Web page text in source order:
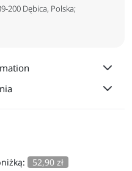
200 Dębica, Polska;
52,90 zł